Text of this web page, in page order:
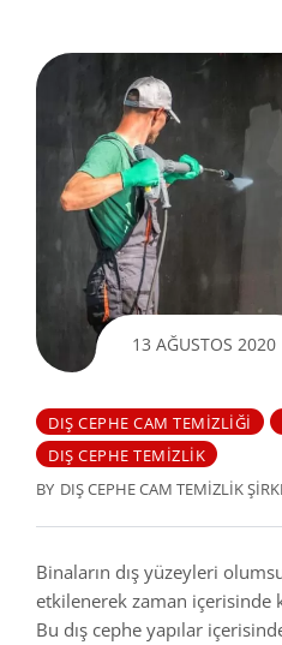
13 AĞUSTOS 2020
DIŞ CEPHE CAM TEMIZLIĞI
DIŞ CEPHE TEMIZLIK
BY DIŞ CEPHE CAM TEMIZLIK
Binaların dış yüzeyleri
etkilenerek zaman içerisinde
Bu dış cephe yapılar